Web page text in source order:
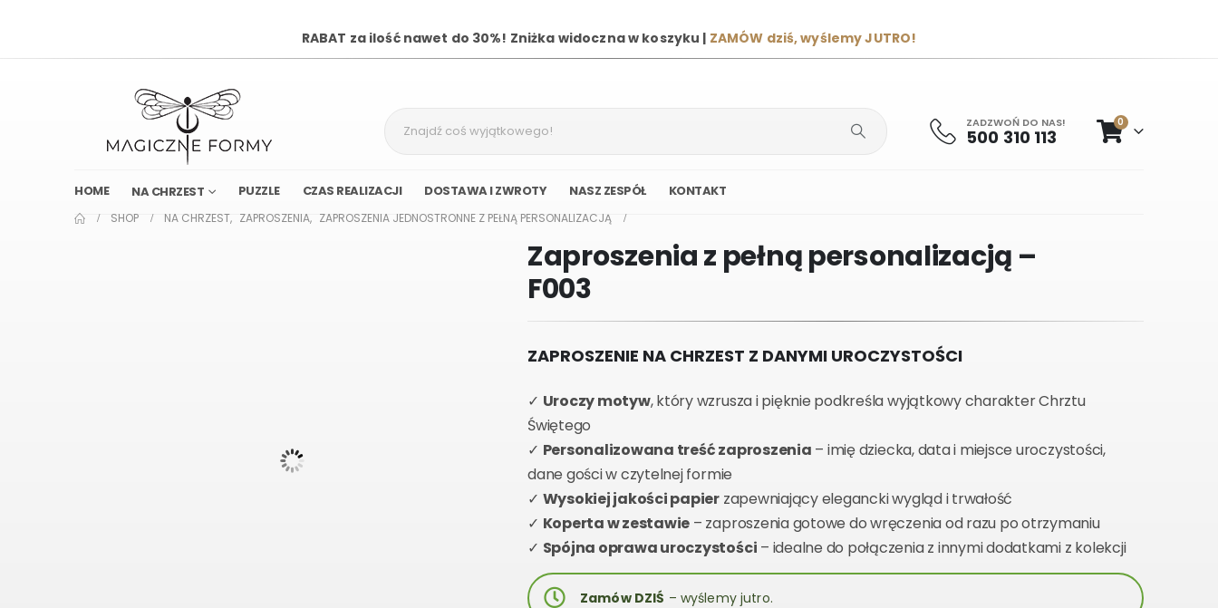
RABAT za ilość nawet do 30%! Zniżka widoczna w koszyku | ZAMÓW dziś, wyślemy JUTRO!
ZADZWOŃ DO NAS!
500 310 113
0
HOME NA CHRZEST PUZZLE CZAS REALIZACJI DOSTAWA I ZWROTY NASZ ZESPÓŁ KONTAKT
SHOP NA CHRZEST, ZAPROSZENIA, ZAPROSZENIA JEDNOSTRONNE Z PEŁNĄ PERSONALIZACJĄ
Zaproszenia z pełną personalizacją –
F003
ZAPROSZENIE NA CHRZEST Z DANYMI UROCZYSTOŚCI
✓ Uroczy motyw, który wzrusza i pięknie podkreśla wyjątkowy charakter Chrztu
Świętego
✓ Personalizowana treść zaproszenia – imię dziecka, data i miejsce uroczystości,
dane gości w czytelnej formie
✓ Wysokiej jakości papier zapewniający elegancki wygląd i trwałość
✓ Koperta w zestawie – zaproszenia gotowe do wręczenia od razu po otrzymaniu
✓ Spójna oprawa uroczystości – idealne do połączenia z innymi dodatkami z kolekcji
Zamów DZIŚ – wyślemy jutro.